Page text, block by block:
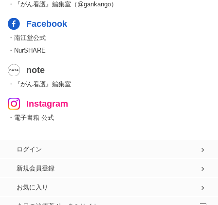
・『がん看護』編集室（@gankango）
Facebook
・南江堂公式
・NurSHARE
note
・『がん看護』編集室
Instagram
・電子書籍 公式
ログイン
新規会員登録
お気に入り